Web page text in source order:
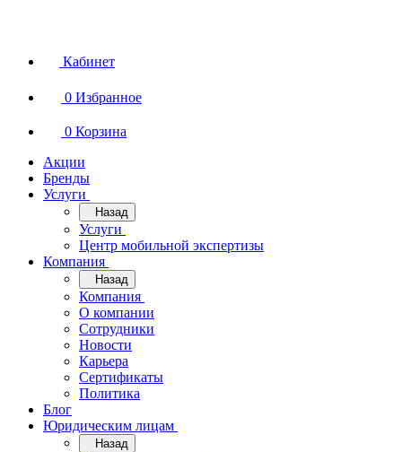
Кабинет
0 Избранное
0 Корзина
Акции
Бренды
Услуги
Назад
Услуги
Центр мобильной экспертизы
Компания
Назад
Компания
О компании
Сотрудники
Новости
Карьера
Сертификаты
Политика
Блог
Юридическим лицам
Назад